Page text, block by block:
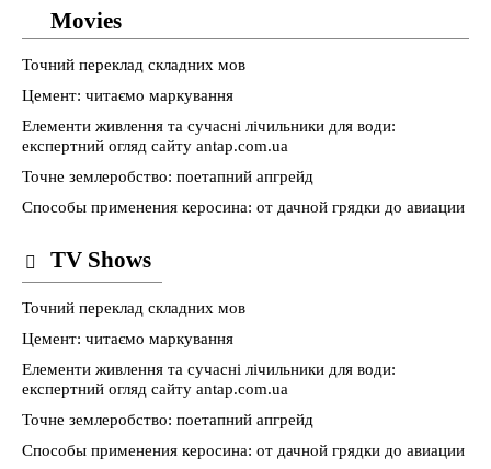
Movies
Точний переклад складних мов
Цемент: читаємо маркування
Елементи живлення та сучасні лічильники для води:
експертний огляд сайту antap.com.ua
Точне землеробство: поетапний апгрейд
Способы применения керосина: от дачной грядки до авиации
TV Shows
Точний переклад складних мов
Цемент: читаємо маркування
Елементи живлення та сучасні лічильники для води:
експертний огляд сайту antap.com.ua
Точне землеробство: поетапний апгрейд
Способы применения керосина: от дачной грядки до авиации